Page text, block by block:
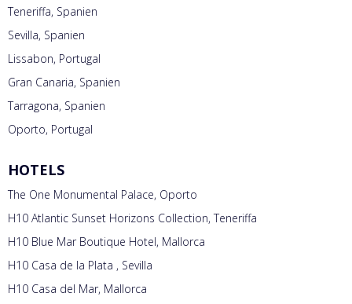
Teneriffa, Spanien
Sevilla, Spanien
Lissabon, Portugal
Gran Canaria, Spanien
Tarragona, Spanien
Oporto, Portugal
HOTELS
The One Monumental Palace, Oporto
H10 Atlantic Sunset Horizons Collection, Teneriffa
H10 Blue Mar Boutique Hotel, Mallorca
H10 Casa de la Plata , Sevilla
H10 Casa del Mar, Mallorca